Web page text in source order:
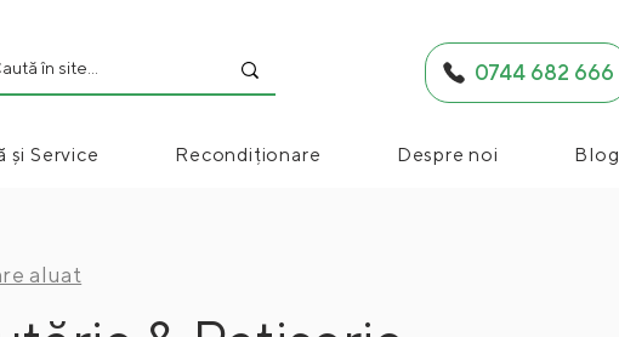
0744 682 666
și Service Recondiționare Despre noi Blog
aluat